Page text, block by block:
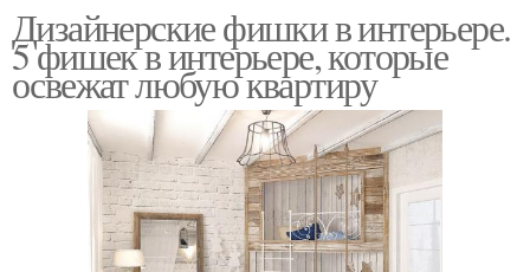
Дизайнерские фишки в интерьере.
5 фишек в интерьере, которые
освежат любую квартиру